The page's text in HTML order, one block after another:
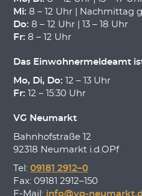
Mi: 8 – 12 Uhr | Nachmittag
Do: 8 – 12 Uhr | 13 – 18 Uhr
Fr: 8 – 12 Uhr
Das Einwohnermeldeamt
Mo, Di, Do: 12 – 13 Uhr
Fr: 12 – 15:30 Uhr
VG Neumarkt
Bahnhofstraße 12
92318 Neumarkt i.d.OPf
Tel: 09181 2912–0
Fax: 09181 2912–150
E-Mail: info@vg-